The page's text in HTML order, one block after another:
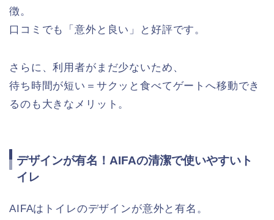
徴。
口コミでも「意外と良い」と好評です。
さらに、利用者がまだ少ないため、
待ち時間が短い＝サクッと食べてゲートへ移動でき
るのも大きなメリット。
デザインが有名！AIFAの清潔で使いやすいト
イレ
AIFAはトイレのデザインが意外と有名。